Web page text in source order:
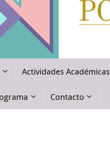
Actividades Académicas
Contacto